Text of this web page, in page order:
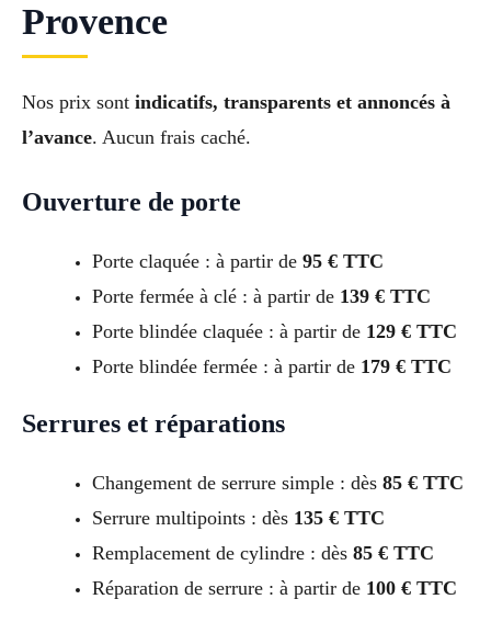
Provence
Nos prix sont indicatifs, transparents et annoncés à
l’avance. Aucun frais caché.
Ouverture de porte
Porte claquée : à partir de 95 € TTC
Porte fermée à clé : à partir de 139 € TTC
Porte blindée claquée : à partir de 129 € TTC
Porte blindée fermée : à partir de 179 € TTC
Serrures et réparations
Changement de serrure simple : dès 85 € TTC
Serrure multipoints : dès 135 € TTC
Remplacement de cylindre : dès 85 € TTC
Réparation de serrure : à partir de 100 € TTC